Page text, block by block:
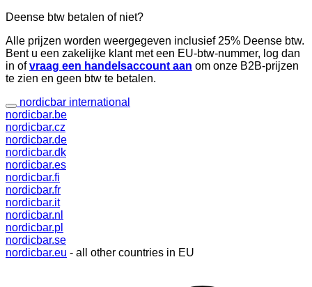
Deense btw betalen of niet?
Alle prijzen worden weergegeven inclusief 25% Deense btw.
Bent u een zakelijke klant met een EU-btw-nummer, log dan
in ofvraag een handelsaccount aan om onze B2B-prijzen
te zien en geen btw te betalen.
nordicbar international
nordicbar.be
nordicbar.cz
nordicbar.de
nordicbar.dk
nordicbar.es
nordicbar.fi
nordicbar.fr
nordicbar.it
nordicbar.nl
nordicbar.pl
nordicbar.se
nordicbar.eu - all other countries in EU